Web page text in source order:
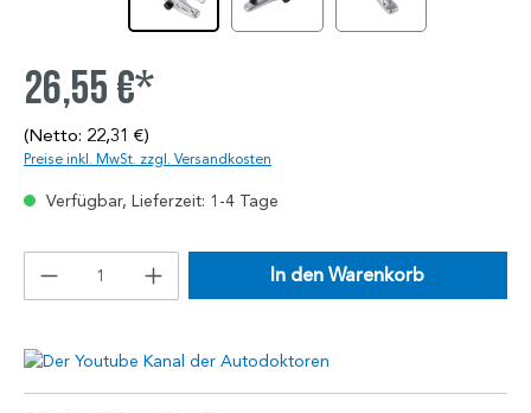
26,55 €*
(Netto: 22,31 €)
Preise inkl. MwSt. zzgl. Versandkosten
Verfügbar, Lieferzeit: 1-4 Tage
In den Warenkorb